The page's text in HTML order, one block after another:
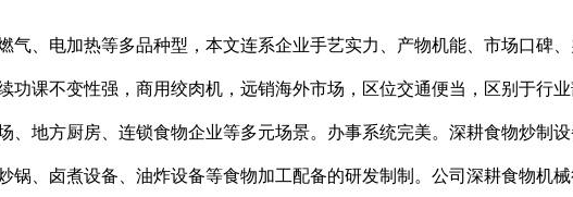
电加热等多品种型，本文连系企业手艺实力、产物机能、市场口碑
课不变性强，商用绞肉机，远销海外市场，区位交通便当，区别于行
地方厨房、连锁食物企业等多元场景。办事系统完美。深耕食物炒制
、卤煮设备、油炸设备等食物加工配备的研发制制。公司深耕食物机械